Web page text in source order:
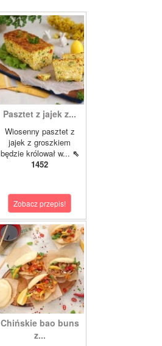
Pasztet z jajek z...
Wiosenny pasztet z
jajek z groszkiem
będzie królował w... ⇖
1452
Zobacz przepis!
Chińskie bao buns
z...